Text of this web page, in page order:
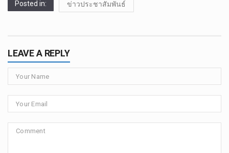
Posted in: ข่าวประชาสัมพันธ์
LEAVE A REPLY